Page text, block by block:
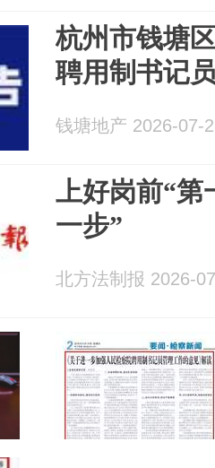
杭州市钱塘
聘用制书记
钱塘地产 2026-07-
上好岗前“第
一步”
北方法制报 2026-